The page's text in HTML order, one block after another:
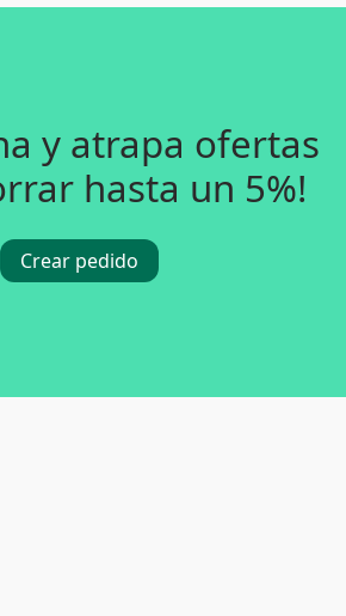
y atrapa ofertas
hasta un 5%!
Crear pedido